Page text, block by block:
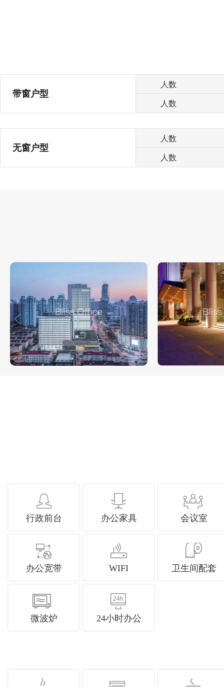
带窗户型
人数
人数
无窗户型
人数
人数
行政前台 办公家具 会议室
办公宽带 WIFI 卫生间配套
微波炉 24小时办公